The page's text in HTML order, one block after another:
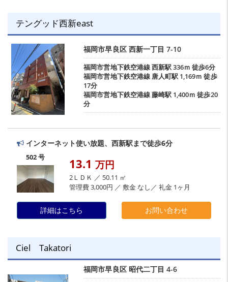
テングッド西新east
福岡市早良区 西新一丁目 7-10
福岡市営地下鉄空港線西新駅336ｍ 徒歩6分
福岡市営地下鉄空港線 唐人町駅 1,169ｍ 徒歩
17分
福岡市営地下鉄空港線藤崎駅 1,400ｍ 徒歩20
分
インターネット使い放題、西新駅まで徒歩6分
502 号 13.1 万円
2ＬＤＫ ／ 50.11 ㎡
管理費 3,000円 ／ 敷金 なし／ 礼金 1ヶ月
詳細はこちら お問い合わせ
Ciel Takatori
福岡市早良区 昭代二丁目 4-6